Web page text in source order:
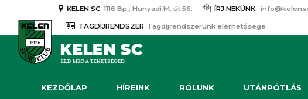
KELEN SC 1116 Bp., Hunyadi M. út 56. ÍRJ NEKÜNK:
TAGDÍJRENDSZER Tagdíjrendszerünk elérhetősége
KEZDŐLAP HÍREINK RÓLUNK UTÁNPÓTLÁS